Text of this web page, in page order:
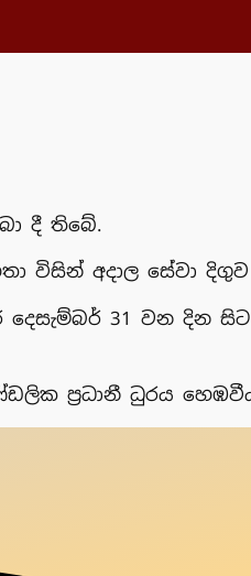
දී තිබේ.
විසින් අදාල සේවා
31 වන දින සිට
ප්‍රධානී ධුරය